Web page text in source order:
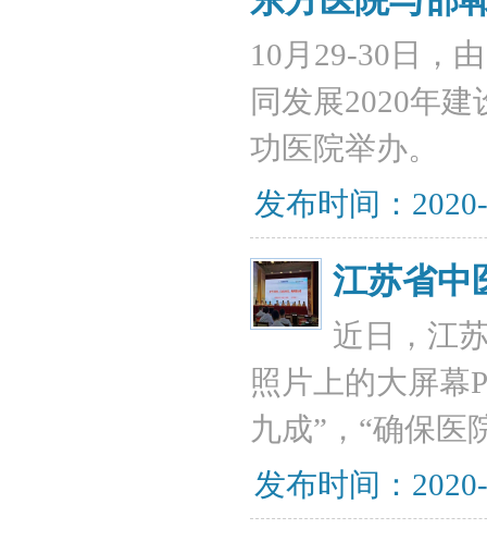
10月29-30日，
同发展2020年
功医院举办。
发布时间：
江苏省中
近日，江
照片上的大屏幕
九成”，“确保医
发布时间：